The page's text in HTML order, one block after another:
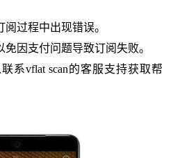
过程中出现错误。
因支付问题导致订阅失败。
系vflat scan的客服支持获取帮